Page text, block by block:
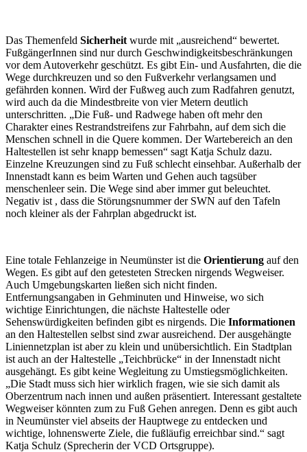
Das Themenfeld Sicherheit wurde mit „ausreichend“ bewertet.
FußgängerInnen sind nur durch Geschwindigkeitsbeschränkungen
vor dem Autoverkehr geschützt. Es gibt Ein- und Ausfahrten, die die
Wege durchkreuzen und so den Fußverkehr verlangsamen und
gefährden konnen. Wird der Fußweg auch zum Radfahren genutzt,
wird auch da die Mindestbreite von vier Metern deutlich
unterschritten. „Die Fuß- und Radwege haben oft mehr den
Charakter eines Restrandstreifens zur Fahrbahn, auf dem sich die
Menschen schnell in die Quere kommen. Der Wartebereich an den
Haltestellen ist sehr knapp bemessen“ sagt Katja Schulz dazu.
Einzelne Kreuzungen sind zu Fuß schlecht einsehbar. Außerhalb der
Innenstadt kann es beim Warten und Gehen auch tagsüber
menschenleer sein. Die Wege sind aber immer gut beleuchtet.
Negativ ist , dass die Störungsnummer der SWN auf den Tafeln
noch kleiner als der Fahrplan abgedruckt ist.
Eine totale Fehlanzeige in Neumünster ist die Orientierung auf den
Wegen. Es gibt auf den getesteten Strecken nirgends Wegweiser.
Auch Umgebungskarten ließen sich nicht finden.
Entfernungsangaben in Gehminuten und Hinweise, wo sich
wichtige Einrichtungen, die nächste Haltestelle oder
Sehenswürdigkeiten befinden gibt es nirgends. Die Informationen
an den Haltestellen selbst sind zwar ausreichend. Der ausgehängte
Liniennetzplan ist aber zu klein und unübersichtlich. Ein Stadtplan
ist auch an der Haltestelle „Teichbrücke“ in der Innenstadt nicht
ausgehängt. Es gibt keine Wegleitung zu Umstiegsmöglichkeiten.
„Die Stadt muss sich hier wirklich fragen, wie sie sich damit als
Oberzentrum nach innen und außen präsentiert. Interessant gestaltete
Wegweiser könnten zum zu Fuß Gehen anregen. Denn es gibt auch
in Neumünster viel abseits der Hauptwege zu entdecken und
wichtige, lohnenswerte Ziele, die fußläufig erreichbar sind.“ sagt
Katja Schulz (Sprecherin der VCD Ortsgruppe).